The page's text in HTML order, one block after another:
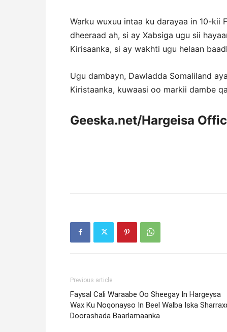
Warku wuxuu intaa ku darayaa in 10-kii
dheeraad ah, si ay Xabsiga ugu sii
Kirisaanka, si ay wakhti ugu helaan
Ugu dambayn, Dawladda Somaliland
Kiristaanka, kuwaasi oo markii dambe
Geeska.net/Hargeisa
Previous article
Faysal Cali Waraabe Oo Sheegay In Hargeysa
Wax Ku Noqonayso In Beel Walba Iska
Doorashada Baarlamaanka